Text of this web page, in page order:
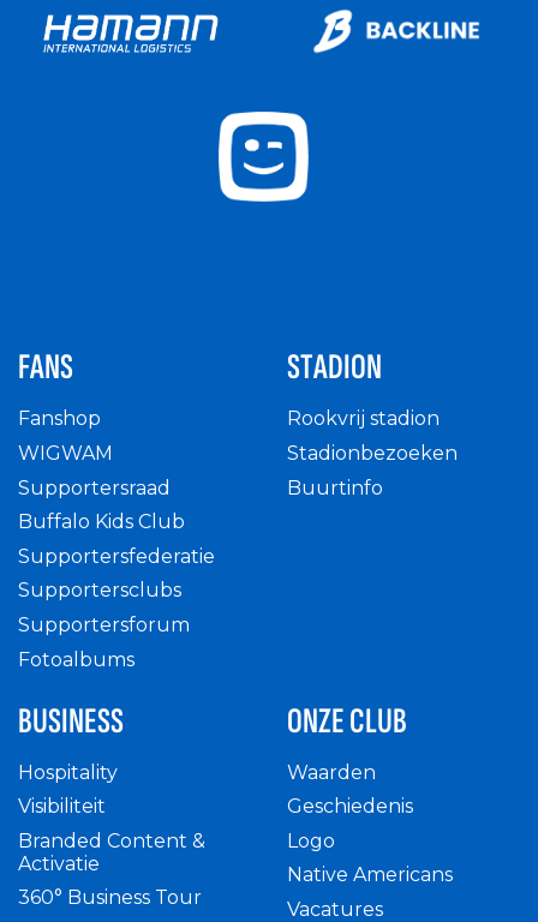
FANS
Fanshop
WIGWAM
Supportersraad
Buffalo Kids Club
Supportersfederatie
Supportersclubs
Supportersforum
Fotoalbums
STADION
Rookvrij stadion
Stadionbezoeken
Buurtinfo
BUSINESS
Hospitality
Visibiliteit
Branded Content &
Activatie
360° Business Tour
ONZE CLUB
Waarden
Geschiedenis
Logo
Native Americans
Vacatures